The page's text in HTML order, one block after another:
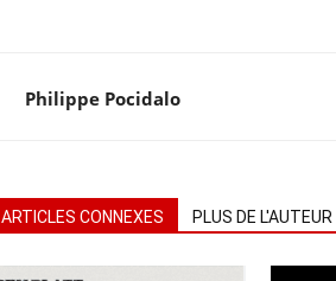
Philippe Pocidalo
ARTICLES CONNEXES PLUS DE L'AUTEUR